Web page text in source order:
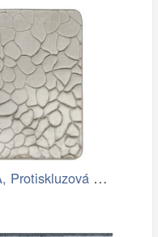
BO-MA, Protiskluzová koupelnová…